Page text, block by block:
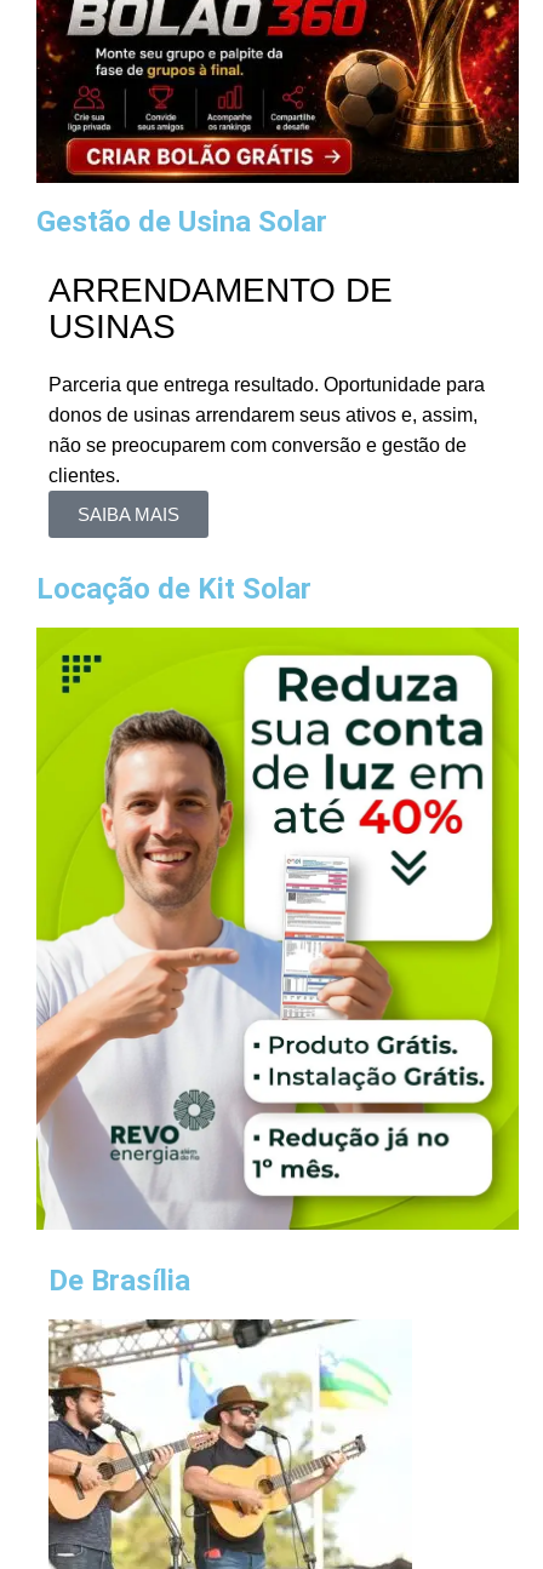
Gestão de Usina Solar
ARRENDAMENTO DE
USINAS
Parceria que entrega resultado. Oportunidade para
donos de usinas arrendarem seus ativos e, assim,
não se preocuparem com conversão e gestão de
clientes.
SAIBA MAIS
Locação de Kit Solar
De Brasília